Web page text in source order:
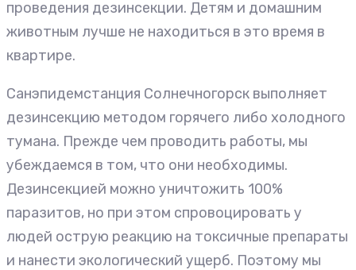
проведения дезинсекции. Детям и домашним
животным лучше не находиться в это время в
квартире.
Санэпидемстанция Солнечногорск выполняет
дезинсекцию методом горячего либо холодного
тумана. Прежде чем проводить работы, мы
убеждаемся в том, что они необходимы.
Дезинсекцией можно уничтожить 100%
паразитов, но при этом спровоцировать у
людей острую реакцию на токсичные препараты
и нанести экологический ущерб. Поэтому мы